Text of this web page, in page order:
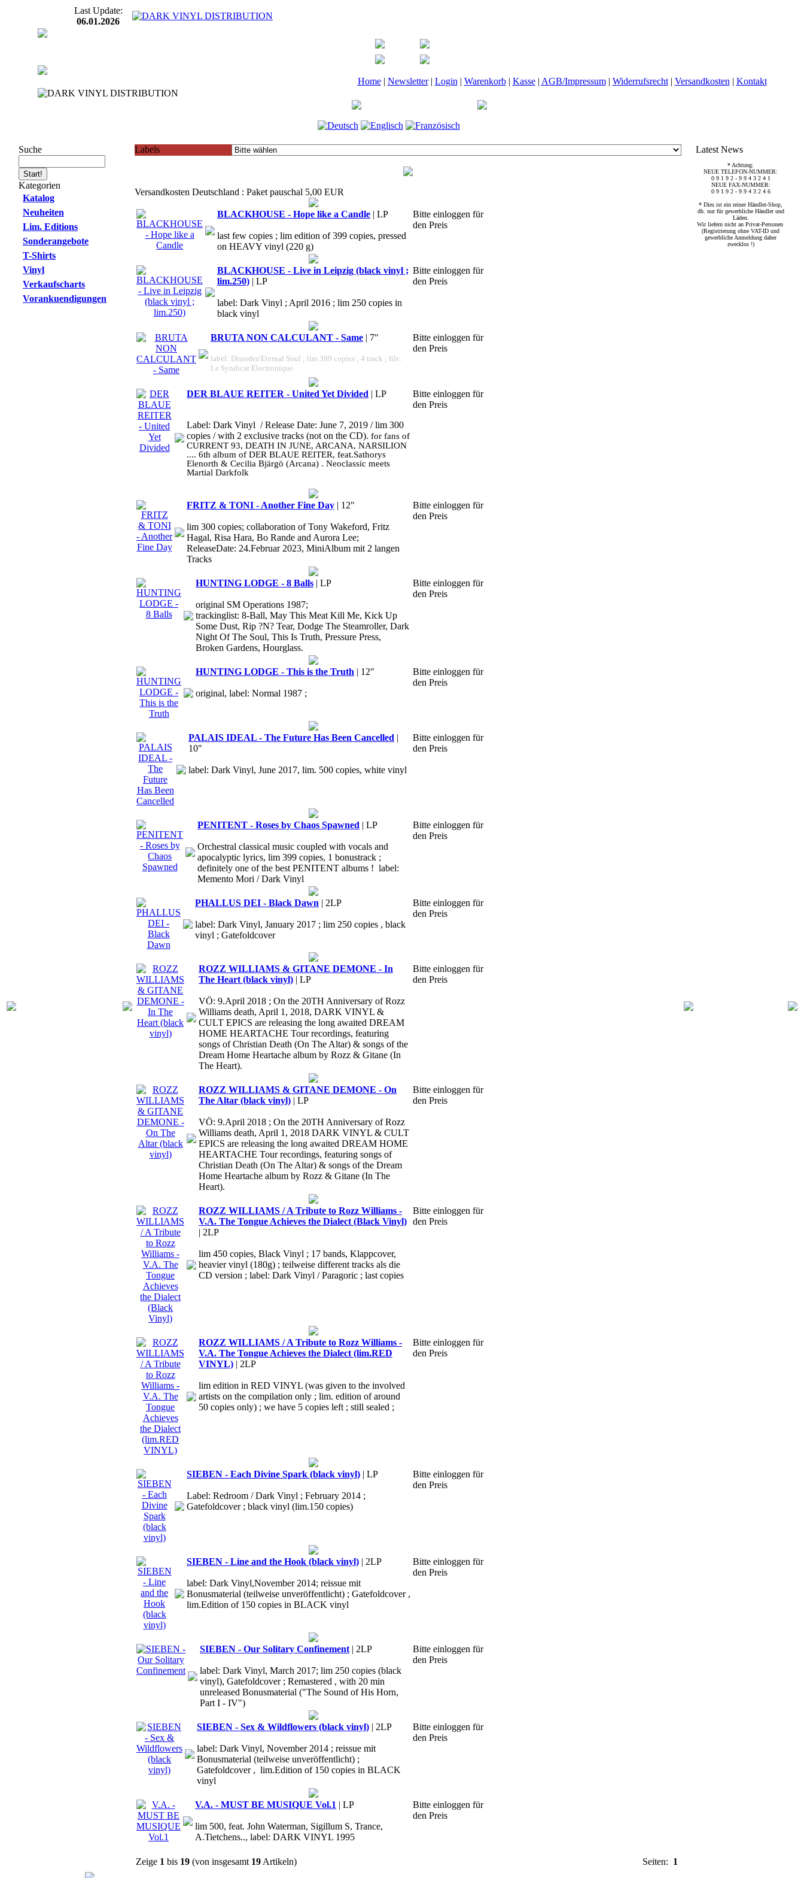
Last Update:
06.01.2026
Home| Newsletter| Login | Warenkorb| Kasse| AGB/Impressum| Widerrufsrecht| Versandkosten | Kontakt
Suche
Kategorien
Katalog
Neuheiten
Lim. Editions
Sonderangebote
T-Shirts
Vinyl
Verkaufscharts
Vorankuendigungen
Labels
Versandkosten Deutschland : Paket pauschal 5,00 EUR
BLACKHOUSE - Hope like a Candle | LP
last few copies ; lim edition of 399 copies, pressed
on HEAVY vinyl (220 g)
Bitte einloggen für
den Preis
BLACKHOUSE - Live in Leipzig (black vinyl ;
lim.250) | LP
label: Dark Vinyl ; April 2016 ; lim 250 copies in
black vinyl
Bitte einloggen für
den Preis
BRUTA NON CALCULANT - Same | 7"
label: Disorder/Eternal Soul ; lim 399 copies ; 4 track ; file:
Le Syndicat Electronique
Bitte einloggen für
den Preis
DER BLAUE REITER - United Yet Divided | LP
Label: Dark Vinyl / Release Date: June 7, 2019 / lim 300
copies / with 2 exclusive tracks (not on the CD). for fans of
CURRENT 93, DEATH IN JUNE, ARCANA, NARSILION
.... 6th album of DER BLAUE REITER, feat.Sathorys
Elenorth & Cecilia Bjärgö (Arcana) . Neoclassic meets
Martial Darkfolk
Bitte einloggen für
den Preis
FRITZ & TONI - Another Fine Day | 12"
lim 300 copies; collaboration of Tony Wakeford, Fritz
Hagal, Risa Hara, Bo Rande and Aurora Lee;
ReleaseDate: 24.Februar 2023, MiniAlbum mit 2 langen
Tracks
Bitte einloggen für
den Preis
HUNTING LODGE - 8 Balls | LP
original SM Operations 1987;
trackinglist: 8-Ball, May This Meat Kill Me, Kick Up
Some Dust, Rip ?N? Tear, Dodge The Steamroller, Dark
Night Of The Soul, This Is Truth, Pressure Press,
Broken Gardens, Hourglass.
Bitte einloggen für
den Preis
HUNTING LODGE - This is the Truth | 12"
original, label: Normal 1987 ;
Bitte einloggen für
den Preis
PALAIS IDEAL - The Future Has Been Cancelled |
10"
label: Dark Vinyl, June 2017, lim. 500 copies, white vinyl
Bitte einloggen für
den Preis
PENITENT - Roses by Chaos Spawned | LP
Orchestral classical music coupled with vocals and
apocalyptic lyrics, lim 399 copies, 1 bonustrack ;
definitely one of the best PENITENT albums ! label:
Memento Mori / Dark Vinyl
Bitte einloggen für
den Preis
PHALLUS DEI - Black Dawn | 2LP
label: Dark Vinyl, January 2017 ; lim 250 copies , black
vinyl ; Gatefoldcover
Bitte einloggen für
den Preis
ROZZ WILLIAMS & GITANE DEMONE - In
The Heart (black vinyl) | LP
VÖ: 9.April 2018 ; On the 20TH Anniversary of Rozz
Williams death, April 1, 2018, DARK VINYL &
CULT EPICS are releasing the long awaited DREAM
HOME HEARTACHE Tour recordings, featuring
songs of Christian Death (On The Altar) & songs of the
Dream Home Heartache album by Rozz & Gitane (In
The Heart).
Bitte einloggen für
den Preis
ROZZ WILLIAMS & GITANE DEMONE - On
The Altar (black vinyl) | LP
VÖ: 9.April 2018 ; On the 20TH Anniversary of Rozz
Williams death, April 1, 2018 DARK VINYL & CULT
EPICS are releasing the long awaited DREAM HOME
HEARTACHE Tour recordings, featuring songs of
Christian Death (On The Altar) & songs of the Dream
Home Heartache album by Rozz & Gitane (In The
Heart).
Bitte einloggen für
den Preis
ROZZ WILLIAMS / A Tribute to Rozz Williams -
V.A. The Tongue Achieves the Dialect (Black Vinyl)
| 2LP
lim 450 copies, Black Vinyl ; 17 bands, Klappcover,
heavier vinyl (180g) ; teilweise different tracks als die
CD version ; label: Dark Vinyl / Paragoric ; last copies
Bitte einloggen für
den Preis
ROZZ WILLIAMS / A Tribute to Rozz Williams -
V.A. The Tongue Achieves the Dialect (lim.RED
VINYL) | 2LP
lim edition in RED VINYL (was given to the involved
artists on the compilation only ; lim. edition of around
50 copies only) ; we have 5 copies left ; still sealed ;
Bitte einloggen für
den Preis
SIEBEN - Each Divine Spark (black vinyl) | LP
Label: Redroom / Dark Vinyl ; February 2014 ;
Gatefoldcover ; black vinyl (lim.150 copies)
Bitte einloggen für
den Preis
SIEBEN - Line and the Hook (black vinyl) | 2LP
label: Dark Vinyl,November 2014; reissue mit
Bonusmaterial (teilweise unveröffentlicht) ; Gatefoldcover ,
lim.Edition of 150 copies in BLACK vinyl
Bitte einloggen für
den Preis
SIEBEN - Our Solitary Confinement | 2LP
label: Dark Vinyl, March 2017; lim 250 copies (black
vinyl), Gatefoldcover ; Remastered , with 20 min
unreleased Bonusmaterial ("The Sound of His Horn,
Part I - IV")
Bitte einloggen für
den Preis
SIEBEN - Sex & Wildflowers (black vinyl) | 2LP
label: Dark Vinyl, November 2014 ; reissue mit
Bonusmaterial (teilweise unveröffentlicht) ;
Gatefoldcover , lim.Edition of 150 copies in BLACK
vinyl
Bitte einloggen für
den Preis
V.A. - MUST BE MUSIQUE Vol.1 | LP
lim 500, feat. John Waterman, Sigillum S, Trance,
A.Tietchens.., label: DARK VINYL 1995
Bitte einloggen für
den Preis
Zeige 1 bis 19 (von insgesamt 19 Artikeln) Seiten: 1
Latest News
* Achtung:
NEUE TELEFON-NUMMER:
0 9 1 9 2 - 9 9 4 3 2 4 1
NEUE FAX-NUMMER:
0 9 1 9 2 - 9 9 4 3 2 4 6
* Dies ist ein reiner Händler-Shop,
dh. nur für gewerbliche Händler und
Läden.
Wir liefern nicht an Privat-Personen
(Registrierung ohne VAT-ID und
gewerbliche Anmeldung daher
zwecklos !)